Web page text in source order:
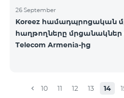
26 September
Koreez համադպրոցական
հաղթողները
Telecom Armenia-ից
10 11 12 13 14